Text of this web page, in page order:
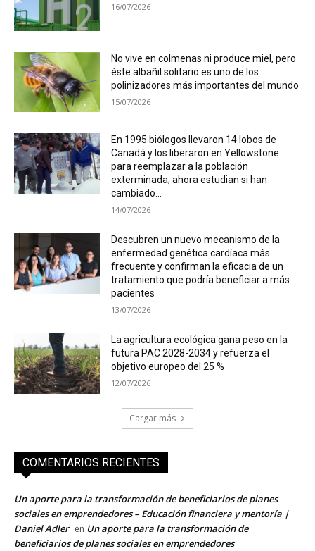
16/07/2026
No vive en colmenas ni produce miel, pero
éste albañil solitario es uno de los
polinizadores más importantes del mundo
15/07/2026
En 1995 biólogos llevaron 14 lobos de
Canadá y los liberaron en Yellowstone
para reemplazar a la población
exterminada; ahora estudian si han
cambiado...
14/07/2026
Descubren un nuevo mecanismo de la
enfermedad genética cardíaca más
frecuente y confirman la eficacia de un
tratamiento que podría beneficiar a más
pacientes
13/07/2026
La agricultura ecológica gana peso en la
futura PAC 2028-2034 y refuerza el
objetivo europeo del 25 %
12/07/2026
Cargar más
COMENTARIOS RECIENTES
Un aporte para la transformación de beneficiarios de planes
sociales en emprendedores – Educación financiera y mentoría |
Daniel Adler en Un aporte para la transformación de
beneficiarios de planes sociales en emprendedores